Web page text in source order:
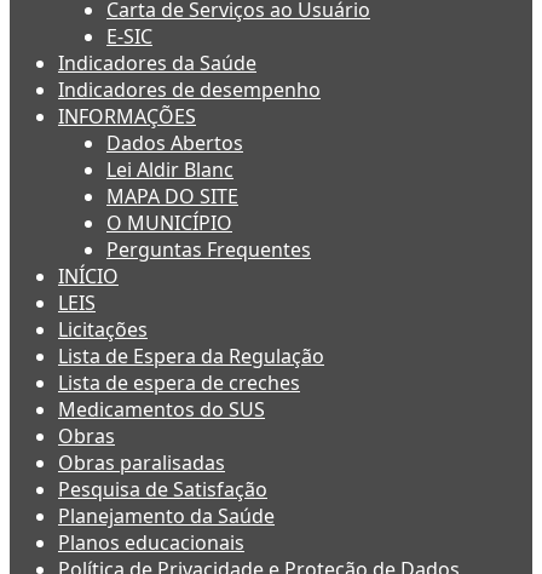
Carta de Serviços ao Usuário
E-SIC
Indicadores da Saúde
Indicadores de desempenho
INFORMAÇÕES
Dados Abertos
Lei Aldir Blanc
MAPA DO SITE
O MUNICÍPIO
Perguntas Frequentes
INÍCIO
LEIS
Licitações
Lista de Espera da Regulação
Lista de espera de creches
Medicamentos do SUS
Obras
Obras paralisadas
Pesquisa de Satisfação
Planejamento da Saúde
Planos educacionais